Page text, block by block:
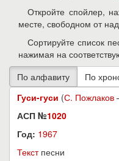
Откройте спойлер,
месте, свободном от
Сортируйте список
нажимая на
Гуси-гуси (С. Пожлаков
АСП №1020
Год: 1967
Текстпесни